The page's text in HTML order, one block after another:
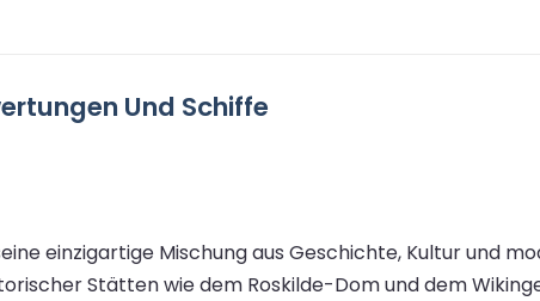
Und Schiffe
einzigartige Mischung aus Geschichte, Kultur und
Stätten wie dem Roskilde-Dom und dem